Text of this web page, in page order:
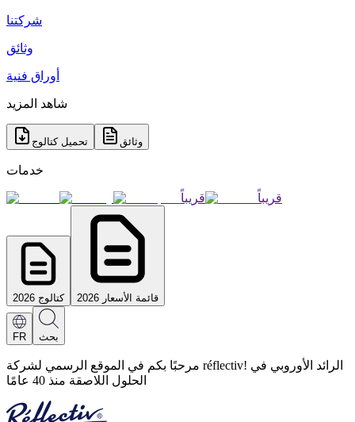
شركتنا
وثائق
أوراق فنية
شاهد المزيد
تحميل كتالوج وثائق
خدمات
قريباً قريباً
كتالوج 2026 قائمة الأسعار 2026
FR بحث
مرحبًا بكم في الموقع الرسمي لشركة réflectiv! الرائد الأوروبي في
الحلول اللاصقة منذ 40 عامًا